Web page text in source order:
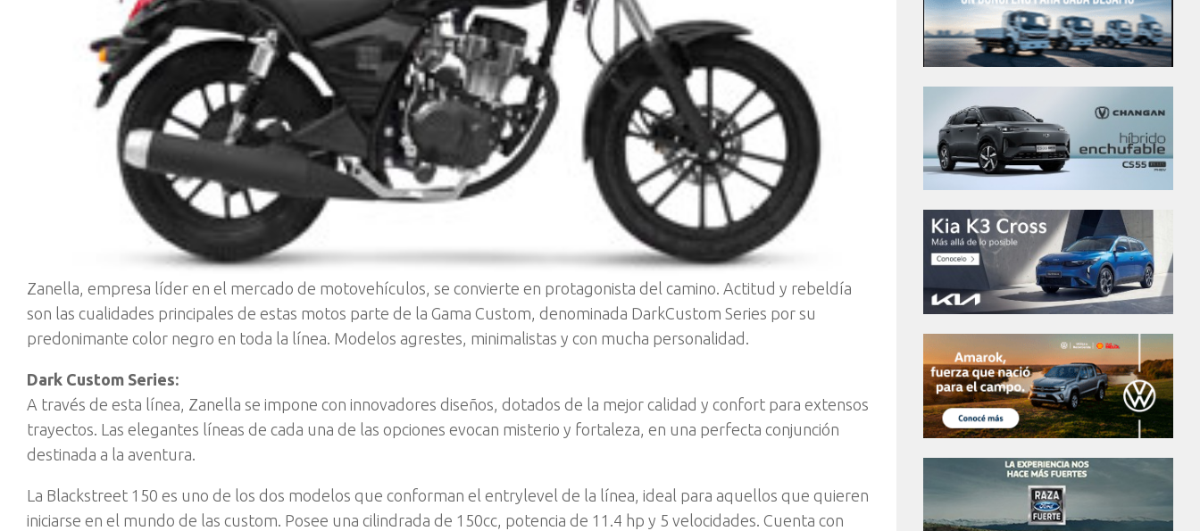
Zanella, empresa líder en el mercado de motovehículos, se convierte en protagonista del camino. Actitud y rebeldía
son las cualidades principales de estas motos parte de la Gama Custom, denominada DarkCustom Series por su
predonimante color negro en toda la línea. Modelos agrestes, minimalistas y con mucha personalidad.
Dark Custom Series:
A través de esta línea, Zanella se impone con innovadores diseños, dotados de la mejor calidad y confort para extensos
trayectos. Las elegantes líneas de cada una de las opciones evocan misterio y fortaleza, en una perfecta conjunción
destinada a la aventura.
La Blackstreet 150 es uno de los dos modelos que conforman el entrylevel de la línea, ideal para aquellos que quieren
iniciarse en el mundo de las custom. Posee una cilindrada de 150cc, potencia de 11.4 hp y 5 velocidades. Cuenta con